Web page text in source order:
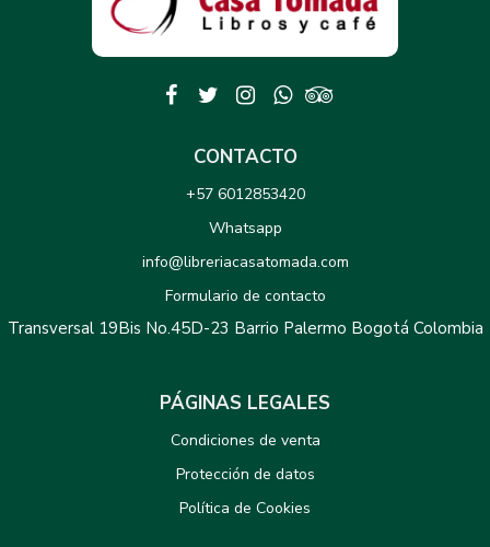
CONTACTO
+57 6012853420
Whatsapp
info@libreriacasatomada.com
Formulario de contacto
Transversal 19Bis No.45D-23 Barrio Palermo Bogotá Colombia
PÁGINAS LEGALES
Condiciones de venta
Protección de datos
Política de Cookies